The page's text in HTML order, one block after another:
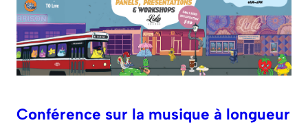
Conférence sur la musique à longueur